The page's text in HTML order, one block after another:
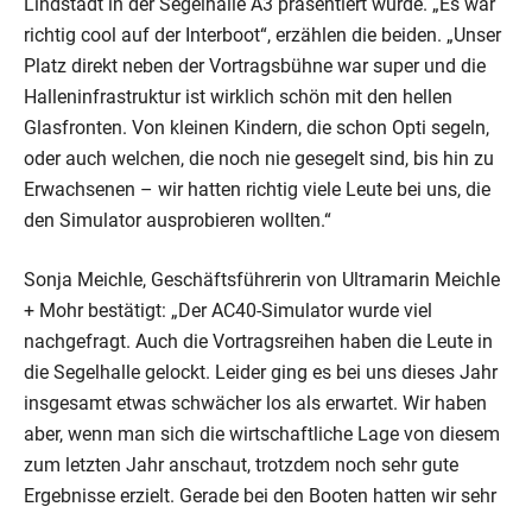
richtig cool auf der Interboot“, erzählen die beiden. „Unser
Platz direkt neben der Vortragsbühne war super und die
Halleninfrastruktur ist wirklich schön mit den hellen
Glasfronten. Von kleinen Kindern, die schon Opti segeln,
oder auch welchen, die noch nie gesegelt sind, bis hin zu
Erwachsenen – wir hatten richtig viele Leute bei uns, die
den Simulator ausprobieren wollten.“
Sonja Meichle, Geschäftsführerin von Ultramarin Meichle
+ Mohr bestätigt: „Der AC40-Simulator wurde viel
nachgefragt. Auch die Vortragsreihen haben die Leute in
die Segelhalle gelockt. Leider ging es bei uns dieses Jahr
insgesamt etwas schwächer los als erwartet. Wir haben
aber, wenn man sich die wirtschaftliche Lage von diesem
zum letzten Jahr anschaut, trotzdem noch sehr gute
Ergebnisse erzielt. Gerade bei den Booten hatten wir sehr